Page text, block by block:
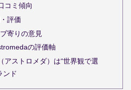
コミ傾向
評価
寄りの意見
の評価軸
アストロメダ）は“世界観で選
ンド